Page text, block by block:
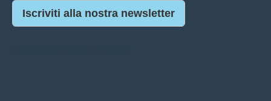
Iscriviti alla nostra newsletter